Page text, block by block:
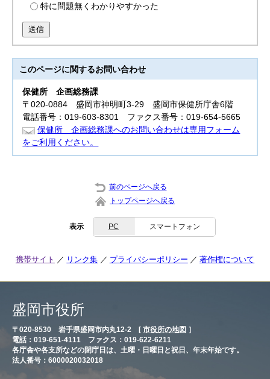
特に問題無くわかりやすかった
送信
このページに関するお問い合わせ
保健所企画総務課
〒020-0884 盛岡市神明町3‐29 盛岡市保健所庁舎6階
電話番号：019-603-8301 ファクス番号：019-654-5665
保健所 企画総務課へのお問い合わせは専用フォーム
をご利用ください。
前のページへ戻る
トップページへ戻る
表示 PC スマートフォン
携帯サイト リンク集 プライバシーポリシー 著作権について
盛岡市役所
〒020-8530 岩手県盛岡市内丸12-2 [ 市役所の地図 ］
電話：019-651-4111 ファクス：019-622-6211
各庁舎や各支所などの閉庁日は、土曜・日曜日と祝日、年末年始です。
法人番号：6000020032018